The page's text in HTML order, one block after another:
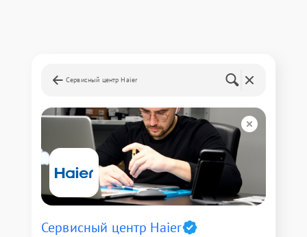
Сервисный центр Haier
Сервисный центр Haier